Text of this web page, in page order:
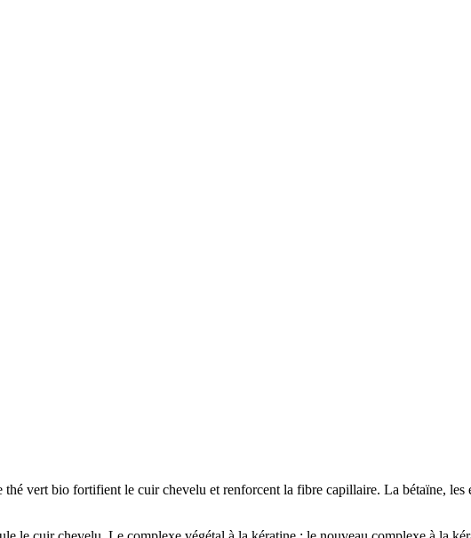
vert bio fortifient le cuir chevelu et renforcent la fibre capillaire. La bétaïne, les